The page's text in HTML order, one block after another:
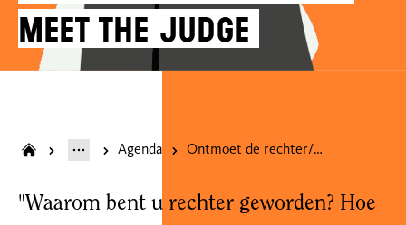
Meet the judge
Agenda Ontmoet de rechter/ Meet the judge
"Waarom bent u rechter geworden? Hoe